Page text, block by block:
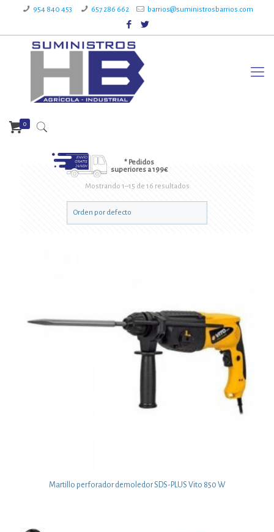
954 840 453 657 286 662 barrios@suministrosbarrios.com
* Pedidos
superiores a 199€
0
Mostrando 1–15 de 16 resultados
Martillo perforador demoledor SDS-PLUS Vito 850 W